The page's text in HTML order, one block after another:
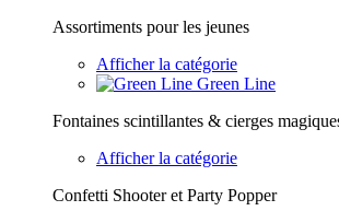
Assortiments pour les jeunes
Afficher la catégorie
Green Line
Fontaines scintillantes & cierges
Afficher la catégorie
Confetti Shooter et Party Popper